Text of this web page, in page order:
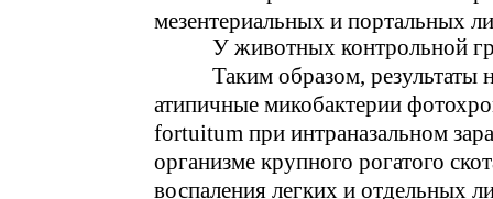
мезентериальных и портальных
У животных контрольной
Таким образом, результаты
атипичные микобактерии
fortuitum при интраназальном
организме крупного рогатого
воспаления легких и отдельных